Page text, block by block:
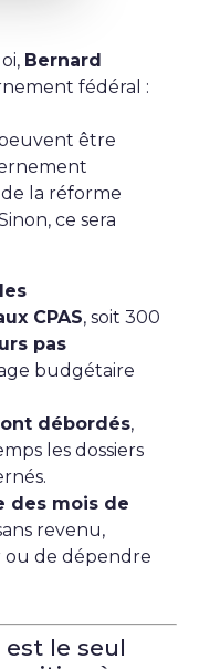
Bernard
fédéral :
peuvent être
la réforme
ce sera
CPAS, soit 300
pas
budgétaire
débordés,
les dossiers
des mois de
revenu,
ou de dépendre
est le seul